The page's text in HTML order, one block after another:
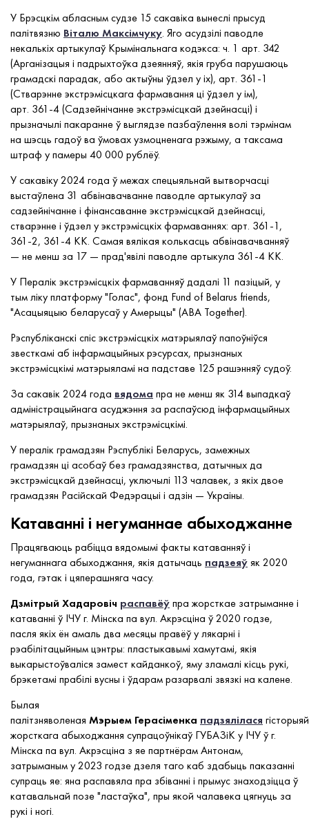
У Брэсцкім абласным судзе 15 сакавіка вынеслі прысуд
палітвязню Віталю Максімчуку. Яго асудзілі паводле
некалькіх артыкулаў Крымінальнага кодэкса: ч. 1 арт. 342
(Арганізацыя і падрыхтоўка дзеянняў, якія груба парушаюць
грамадскі парадак, або актыўны ўдзел у іх), арт. 361-1
(Стварэнне экстрэмісцкага фармавання ці ўдзел у ім),
арт. 361-4 (Садзейнічанне экстрэмісцкай дзейнасці) і
прызначылі пакаранне ў выглядзе пазбаўлення волі тэрмінам
на шэсць гадоў ва ўмовах узмоцненага рэжыму, а таксама
штраф у памеры 40 000 рублёў.
У сакавіку 2024 года ў межах спецыяльнай вытворчасці
выстаўлена 31 абвінавачванне паводле артыкулаў за
садзейнічанне і фінансаванне экстрэмісцкай дзейнасці,
стварэнне і ўдзел у экстрэмісцкіх фармаваннях: арт. 361-1,
361-2, 361-4 КК. Самая вялікая колькасць абвінавачванняў
— не менш за 17 — прад'явілі паводле артыкула 361-4 КК.
У Пералік экстрэмісцкіх фармаванняў дадалі 11 пазіцый, у
тым ліку платформу "Голас", фонд Fund of Belarus friends,
"Асацыяцыю беларусаў у Амерыцы" (ABA Together).
Рэспубліканскі спіс экстрэмісцкіх матэрыялаў папоўніўся
звесткамі аб інфармацыйных рэсурсах, прызнаных
экстрэмісцкімі матэрыяламі на падставе 125 рашэнняў судоў.
За сакавік 2024 года вядома пра не менш як 314 выпадкаў
адміністрацыйнага асуджэння за распаўсюд інфармацыйных
матэрыялаў, прызнаных экстрэмісцкімі.
У пералік грамадзян Рэспублікі Беларусь, замежных
грамадзян ці асобаў без грамадзянства, датычных да
экстрэмісцкай дзейнасці, уключылі 113 чалавек, з якіх двое
грамадзян Расійскай Федэрацыі і адзін — Украіны.
Катаванні і негуманнае абыходжанне
Працягваюць рабіцца вядомымі факты катаванняў і
негуманнага абыходжання, якія датычаць падзеяўяк 2020
года, гэтак і цяперашняга часу.
Дзмітрый Хадаровіч распавёўпра жорсткае затрыманне і
катаванні ў ІЧУ г. Мінска па вул. Акрэсціна ў 2020 годзе,
пасля якіх ён амаль два месяцы правёў у лякарні і
рэабілітацыйным цэнтры: пластыкавымі хамутамі, якія
выкарыстоўваліся замест кайданкоў, яму зламалі кісць рукі,
брэкетамі прабілі вусны і ўдарам разарвалі звязкі на калене.
Былая
палітзняволеная Мэрыем Герасіменка падзялілася гісторыяй
жорсткага абыходжання супрацоўнікаў ГУБАЗіК у ІЧУ ў г.
Мінска па вул. Акрэсціна з яе партнёрам Антонам,
затрыманым у 2023 годзе дзеля таго каб здабыць паказанні
супраць яе: яна распавяла пра збіванні і прымус знаходзіцца ў
катавальнай позе "ластаўка", пры якой чалавека цягнуць за
рукі і ногі.